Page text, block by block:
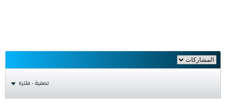
تصفية - فلترة